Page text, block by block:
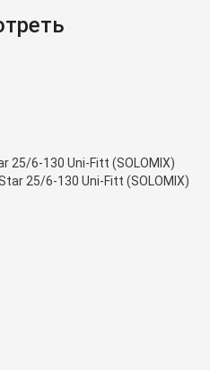
25/6-130 Uni-Fitt (SOLOMIX)